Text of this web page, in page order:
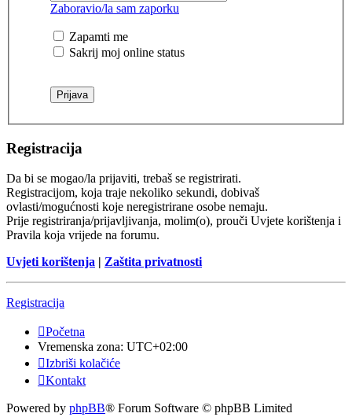
Zaboravio/la sam zaporku
Zapamti me
Sakrij moj online status
Registracija
Da bi se mogao/la prijaviti, trebaš se registrirati.
Registracijom, koja traje nekoliko sekundi, dobivaš
ovlasti/mogućnosti koje neregistrirane osobe nemaju.
Prije registriranja/prijavljivanja, molim(o), prouči Uvjete korištenja i
Pravila koja vrijede na forumu.
Uvjeti korištenja | Zaštita privatnosti
Registracija
Početna
Vremenska zona: UTC+02:00
Izbriši kolačiće
Kontakt
Powered by phpBB® Forum Software © phpBB Limited